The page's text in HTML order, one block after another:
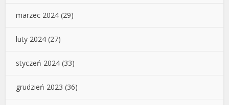
marzec 2024 (29)
luty 2024 (27)
styczeń 2024 (33)
grudzień 2023 (36)